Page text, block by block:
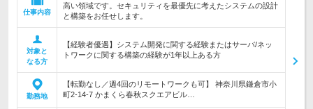
仕事内容
高い領域です。セキュリティを最優先に考えたシステムの設計
と構築をお任せします。
対象と
なる方
【経験者優遇】システム開発に関する経験またはサーバ/ネッ
トワークに関する構築の経験が1年以上ある方
勤務地
【転勤なし／週4回のリモートワークも可】 神奈川県鎌倉市小
町2-14-7 かまくら春秋スクエアビル…